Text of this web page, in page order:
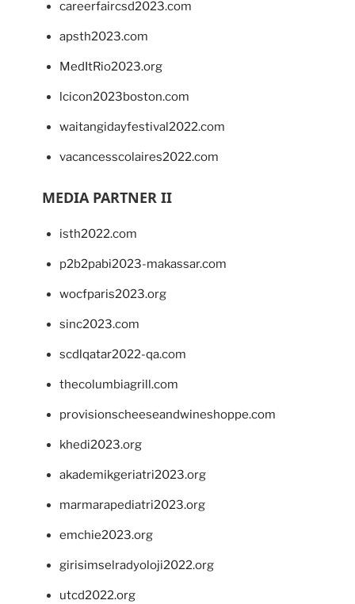
careerfaircsd2023.com
apsth2023.com
MedItRio2023.org
lcicon2023boston.com
waitangidayfestival2022.com
vacancesscolaires2022.com
MEDIA PARTNER II
isth2022.com
p2b2pabi2023-makassar.com
wocfparis2023.org
sinc2023.com
scdlqatar2022-qa.com
thecolumbiagrill.com
provisionscheeseandwineshoppe.com
khedi2023.org
akademikgeriatri2023.org
marmarapediatri2023.org
emchie2023.org
girisimselradyoloji2022.org
utcd2022.org